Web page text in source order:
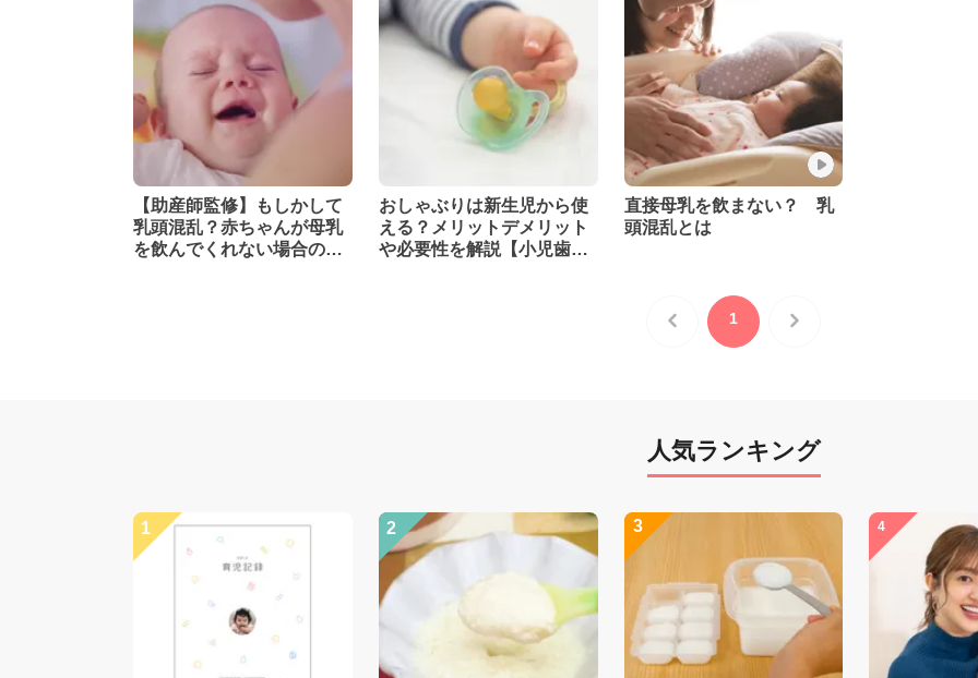
【助産師監修】もしかして
乳頭混乱？赤ちゃんが母乳
を飲んでくれない場合の対
おしゃぶりは新生児から使
える？メリットデメリット
や必要性を解説【小児歯科
直接母乳を飲まない？ 乳
頭混乱とは
1
人気ランキング
1 2 3 4